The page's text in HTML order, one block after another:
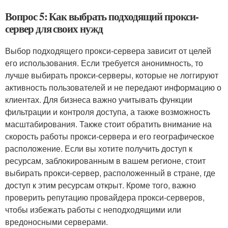
Вопрос 5: Как выбрать подходящий прокси-
сервер для своих нужд
Выбор подходящего прокси-сервера зависит от целей
его использования. Если требуется анонимность, то
лучше выбирать прокси-серверы, которые не логгируют
активность пользователей и не передают информацию о
клиентах. Для бизнеса важно учитывать функции
фильтрации и контроля доступа, а также возможность
масштабирования. Также стоит обратить внимание на
скорость работы прокси-сервера и его географическое
расположение. Если вы хотите получить доступ к
ресурсам, заблокированным в вашем регионе, стоит
выбирать прокси-сервер, расположенный в стране, где
доступ к этим ресурсам открыт. Кроме того, важно
проверить репутацию провайдера прокси-серверов,
чтобы избежать работы с неподходящими или
вредоносными серверами.